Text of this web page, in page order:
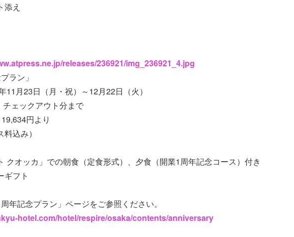
添え
releases/236921/img_236921_4.jpg
ラン」
11月23日（月・祝）～12月22日（火）
ェックアウト分まで
円より
料込み）
クオッカ」での朝食（定食形式）、夕食（開業1周年記念コース）付き
ギフト
年記念プラン」ページをご参照ください。
hotel.com/hotel/respire/osaka/contents/anniversary